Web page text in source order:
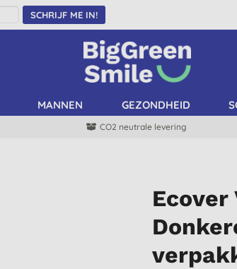
SCHRIJF ME IN!
MANNEN GEZONDHEID
CO2 neutrale levering